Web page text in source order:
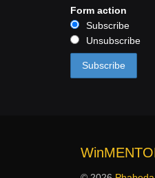
Form action
Subscribe
Unsubscribe